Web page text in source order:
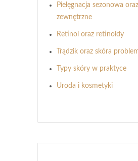
Pielęgnacja sezonowa
zewnętrzne
Retinol oraz retinoidy
Trądzik oraz skóra
Typy skóry w praktyce
Uroda i kosmetyki